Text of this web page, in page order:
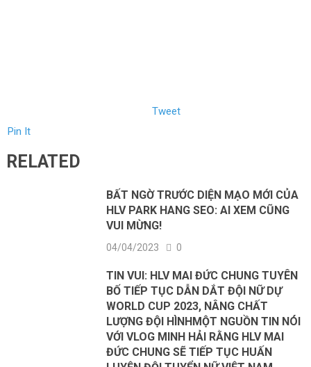
Tweet
Pin It
RELATED
BẤT NGỜ TRƯỚC DIỆN MẠO MỚI CỦA
HLV PARK HANG SEO: AI XEM CŨNG
VUI MỪNG!
04/04/2023 0
TIN VUI: HLV MAI ĐỨC CHUNG TUYÊN
BỐ TIẾP TỤC DẪN DẮT ĐỘI NỮ DỰ
WORLD CUP 2023, NÂNG CHẤT
LƯỢNG ĐỘI HÌNHMỘT NGUỒN TIN NÓI
VỚI VLOG MINH HẢI RẰNG HLV MAI
ĐỨC CHUNG SẼ TIẾP TỤC HUẤN